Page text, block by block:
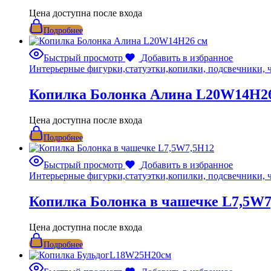
Цена доступна после входа
Подробнее
Быстрый просмотр
Добавить в избранное
Интерьерные фигурки,статуэтки,копилки, подсвечники,
Копилка Болонка Алина
Цена доступна после входа
Подробнее
Быстрый просмотр
Добавить в избранное
Интерьерные фигурки,статуэтки,копилки, подсвечники,
Копилка Болонка в чашечке
Цена доступна после входа
Подробнее